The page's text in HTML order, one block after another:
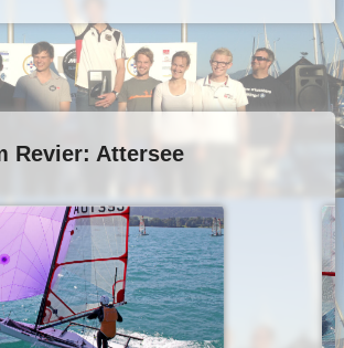
Revier: Attersee